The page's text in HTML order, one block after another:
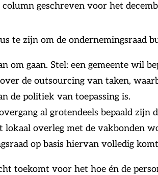
geschreven voor het
te zijn om de ondernemingsraad
gaan. Stel: een gemeente wil
de outsourcing van taken,
de politiek van toepassing is.
al grotendeels bepaald zijn
overleg met de vakbonden
op basis hiervan volledig
toekomt voor het hoe én de